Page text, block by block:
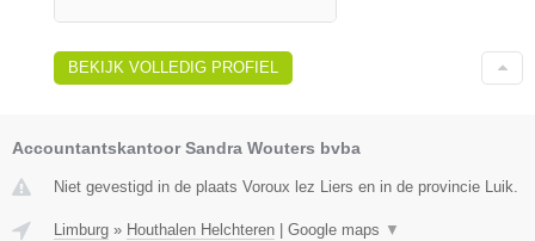
BEKIJK VOLLEDIG PROFIEL
Accountantskantoor Sandra Wouters bvba
Niet gevestigd in de plaats Voroux lez Liers en in de provincie Luik.
Limburg » Houthalen Helchteren Google maps ▼